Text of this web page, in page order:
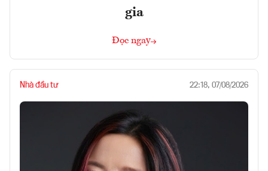
gia
Đọc ngay
Nhà đầu tư 22:18, 07/08/2026